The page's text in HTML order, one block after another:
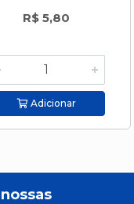
R$ 5,80
Adicionar